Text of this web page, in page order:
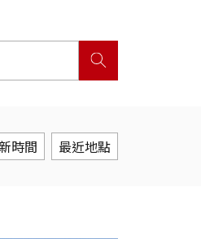
時間 最近地點